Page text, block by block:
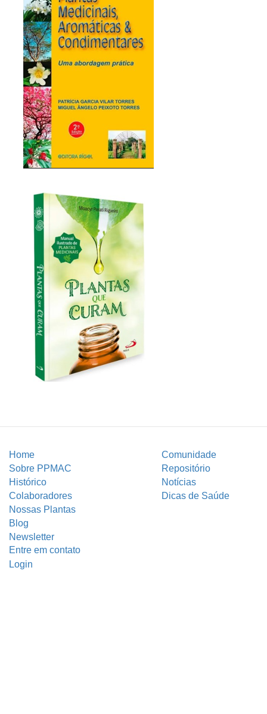
Home
Comunidade
Sobre PPMAC
Repositório
Histórico
Notícias
Colaboradores
Dicas de Saúde
Nossas Plantas
Blog
Newsletter
Entre em contato
Login